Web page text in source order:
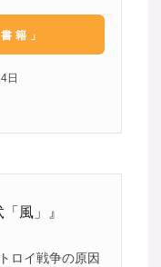
籍」
日
風」』
ロイ戦争の原因